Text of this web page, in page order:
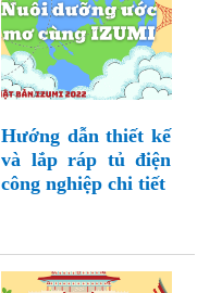
Hướng dẫn thiết kế
và lắp ráp tủ điện
công nghiệp chi tiết